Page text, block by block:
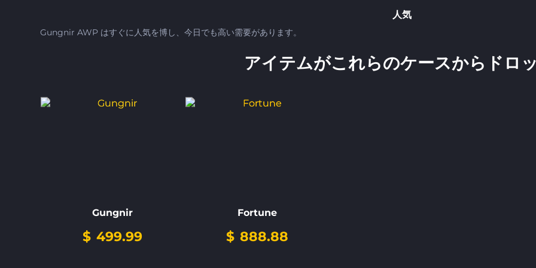
人気
Gungnir AWP はすぐに人気を博し、今日でも高い需要があります。
アイテムがこれらのケースからドロ
Gungnir
$ 499.99
Fortune
$ 888.88